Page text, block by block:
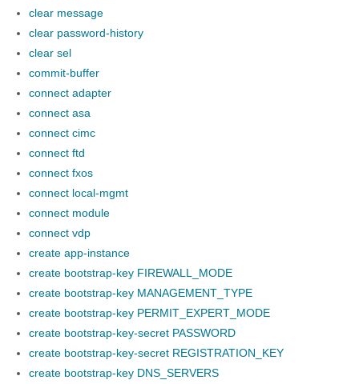
clear message
clear password-history
clear sel
commit-buffer
connect adapter
connect asa
connect cimc
connect ftd
connect fxos
connect local-mgmt
connect module
connect vdp
create app-instance
create bootstrap-key FIREWALL_MODE
create bootstrap-key MANAGEMENT_TYPE
create bootstrap-key PERMIT_EXPERT_MODE
create bootstrap-key-secret PASSWORD
create bootstrap-key-secret REGISTRATION_KEY
create bootstrap-key DNS_SERVERS